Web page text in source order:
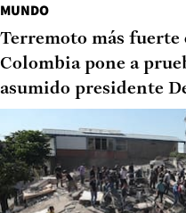
MUNDO
Terremoto más fuerte
Colombia pone a
asumido presidente